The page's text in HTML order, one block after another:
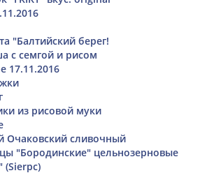
"Балтийский берег!
с семгой и рисом
17.11.2016
из рисовой муки
Очаковский сливочный
"Бородинские" цельнозерновые
(Sierpc)